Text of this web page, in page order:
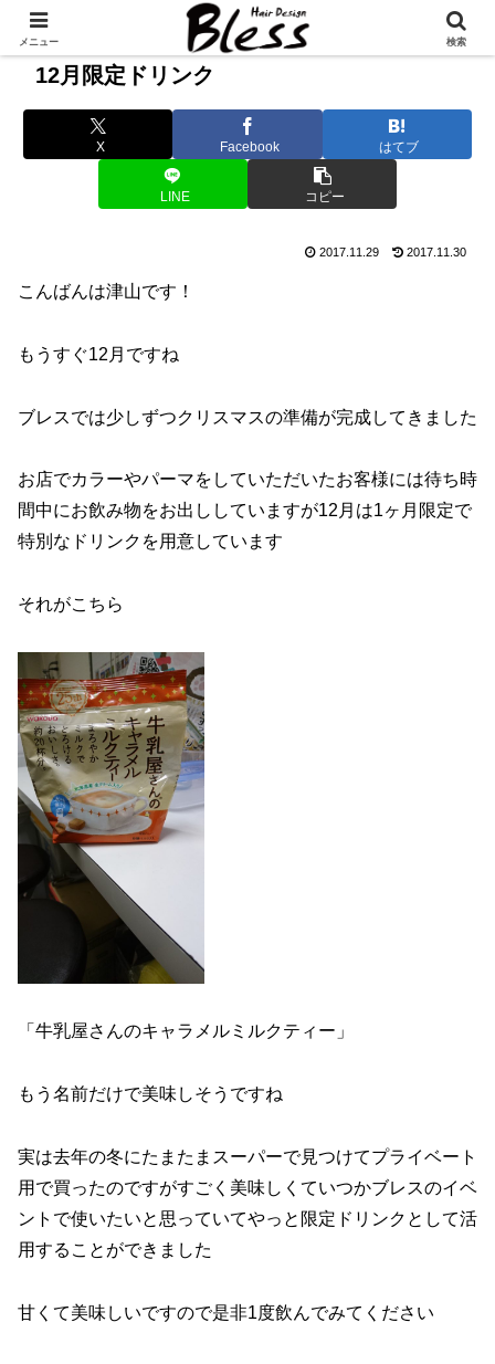
12月限定ドリンク
X Facebook はてブ
LINE コピー
2017.11.29 2017.11.30
こんばんは津山です！
もうすぐ12月ですね
ブレスでは少しずつクリスマスの準備が完成してきました
お店でカラーやパーマをしていただいたお客様には待ち時
間中にお飲み物をお出ししていますが12月は1ヶ月限定で
特別なドリンクを用意しています
それがこちら
「牛乳屋さんのキャラメルミルクティー」
もう名前だけで美味しそうですね
実は去年の冬にたまたまスーパーで見つけてプライベート
用で買ったのですがすごく美味しくていつかブレスのイベ
ントで使いたいと思っていてやっと限定ドリンクとして活
用することができました
甘くて美味しいですので是非1度飲んでみてください
メニュー 検索